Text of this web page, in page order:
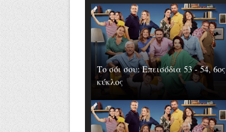
Το σόι σου: Επεισόδια 53 - 54, 6ος
κύκλος